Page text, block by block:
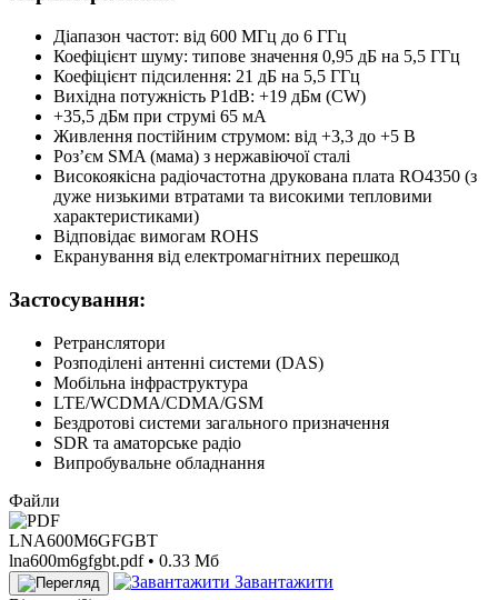
Діапазон частот: від 600 МГц до 6 ГГц
Коефіцієнт шуму: типове значення 0,95 дБ на 5,5 ГГц
Коефіцієнт підсилення: 21 дБ на 5,5 ГГц
Вихідна потужність P1dB: +19 дБм (CW)
+35,5 дБм при струмі 65 мА
Живлення постійним струмом: від +3,3 до +5 В
Роз’єм SMA (мама) з нержавіючої сталі
Високоякісна радіочастотна друкована плата RO4350 (з
дуже низькими втратами та високими тепловими
характеристиками)
Відповідає вимогам ROHS
Екранування від електромагнітних перешкод
Застосування:
Ретранслятори
Розподілені антенні системи (DAS)
Мобільна інфраструктура
LTE/WCDMA/CDMA/GSM
Бездротові системи загального призначення
SDR та аматорське радіо
Випробувальне обладнання
Файли
LNA600M6GFGBT
lna600m6gfgbt.pdf • 0.33 Мб
Завантажити